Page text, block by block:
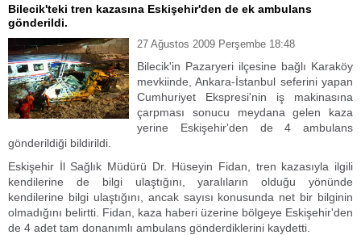
Röportaj
Tanıtım Yazısı
Bilecik'teki tren kazasına Eskişehir'den de ek ambulans
gönderildi.
27 Ağustos 2009 Perşembe 18:48
Bilecik'in Pazaryeri ilçesine bağlı Karaköy
mevkiinde, Ankara-İstanbul seferini yapan
Cumhuriyet Ekspresi'nin iş makinasına
çarpması sonucu meydana gelen kaza
yerine Eskişehir'den de 4 ambulans
gönderildiği bildirildi.
Eskişehir İl Sağlık Müdürü Dr. Hüseyin Fidan, tren kazasıyla ilgili
kendilerine de bilgi ulaştığını, yaralıların olduğu yönünde
kendilerine bilgi ulaştığını, ancak sayısı konusunda net bir bilginin
olmadığını belirtti. Fidan, kaza haberi üzerine bölgeye Eskişehir'den
de 4 adet tam donanımlı ambulans gönderdiklerini kaydetti.